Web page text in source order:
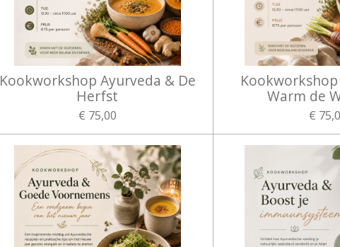
Kookworkshop Ayurveda & De
Herfst
€ 75,00
Warm de
€